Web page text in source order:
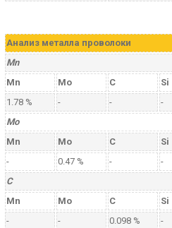
Aнализ металла проволоки
Mn
Mn
Mo C Si
1.78 %
- - -
Mo
Mn
Mo C Si
-
0.47 % - -
C
Mn
Mo C Si
-
- 0.098 % -